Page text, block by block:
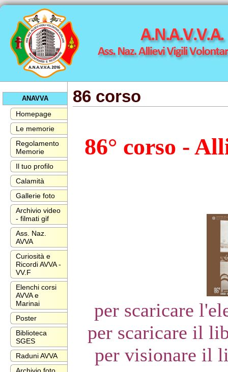
ANAVVA
Homepage
Le memorie
Regolamento
Memorie
Il tuo profilo
Calamità
Gallerie foto
Archivio video
- filmati gif
Ass. Naz.
AVVA
Curiosità e
Ricordi AVVA -
VV.F
Elenchi corsi
AVVA e
Marinai
Poster
Biblioteca
SGES
Raduni AVVA
86 corso
86° corso -
per scaricare
per scaricare il
per visionare il